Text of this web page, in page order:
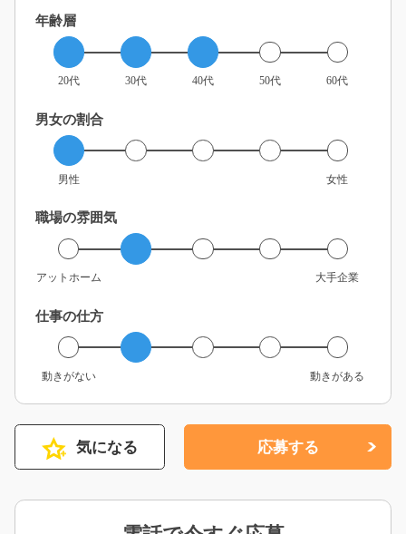
年齢層
20代 30代 40代 50代 60代
男女の割合
男性 女性
職場の雰囲気
アットホーム 大手企業
仕事の仕方
動きがない 動きがある
気になる 応募する